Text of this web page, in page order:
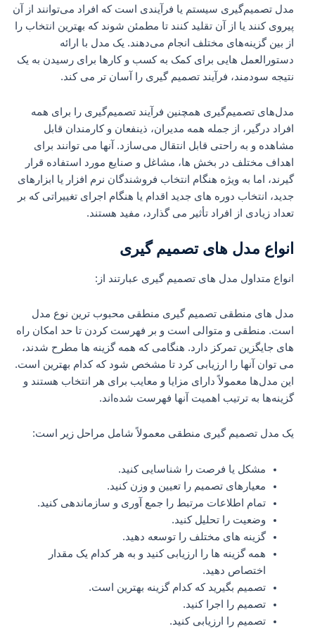
مدل تصمیم‌گیری سیستم یا فرآیندی است که افراد می‌توانند از آن
پیروی کنند یا از آن تقلید کنند تا مطمئن شوند که بهترین انتخاب را
از بین گزینه‌های مختلف انجام می‌دهند. یک مدل با ارائه
دستورالعمل هایی برای کمک به کسب و کارها برای رسیدن به یک
نتیجه سودمند، فرآیند تصمیم گیری را آسان تر می کند.
مدل‌های تصمیم‌گیری همچنین فرآیند تصمیم‌گیری را برای همه
افراد درگیر، از جمله همه مدیران، ذینفعان و کارمندان قابل
مشاهده و به راحتی قابل انتقال می‌سازد. آنها می توانند برای
اهداف مختلف در بخش ها، مشاغل و صنایع مورد استفاده قرار
گیرند، اما به ویژه هنگام انتخاب فروشندگان نرم افزار یا ابزارهای
جدید، انتخاب دوره های جدید اقدام یا هنگام اجرای تغییراتی که بر
تعداد زیادی از افراد تأثیر می گذارد، مفید هستند.
انواع مدل های تصمیم گیری
انواع متداول مدل های تصمیم گیری عبارتند از:
مدل های منطقی تصمیم گیری منطقی محبوب ترین نوع مدل
است. منطقی و متوالی است و بر فهرست کردن تا حد امکان راه
های جایگزین تمرکز دارد. هنگامی که همه گزینه ها مطرح شدند،
می توان آنها را ارزیابی کرد تا مشخص شود که کدام بهترین است.
این مدل‌ها معمولاً دارای مزایا و معایب برای هر انتخاب هستند و
گزینه‌ها به ترتیب اهمیت آنها فهرست شده‌اند.
یک مدل تصمیم گیری منطقی معمولاً شامل مراحل زیر است:
مشکل یا فرصت را شناسایی کنید.
معیارهای تصمیم را تعیین و وزن کنید.
تمام اطلاعات مرتبط را جمع آوری و سازماندهی کنید.
وضعیت را تحلیل کنید.
گزینه های مختلف را توسعه دهید.
همه گزینه ها را ارزیابی کنید و به هر کدام یک مقدار
اختصاص دهید.
تصمیم بگیرید که کدام گزینه بهترین است.
تصمیم را اجرا کنید.
تصمیم را ارزیابی کنید.